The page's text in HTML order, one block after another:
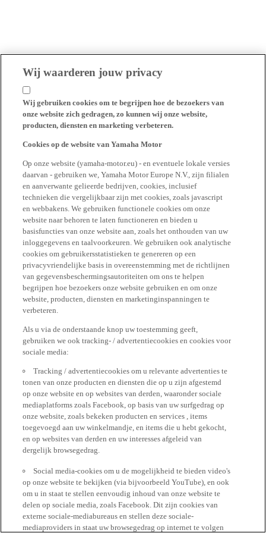
Wij waarderen jouw privacy
Wij gebruiken cookies om te begrijpen hoe de bezoekers van
onze website zich gedragen, zo kunnen wij onze website,
producten, diensten en marketing verbeteren.
Cookies op de website van Yamaha Motor
Op onze website (yamaha-motor.eu) - en eventuele lokale versies
daarvan - gebruiken we, Yamaha Motor Europe N.V., zijn filialen
en aanverwante gelieerde bedrijven, cookies, inclusief
technieken die vergelijkbaar zijn met cookies, zoals javascript
en webbakens. We gebruiken functionele cookies om onze
website naar behoren te laten functioneren en bieden u
basisfuncties van onze website aan, zoals het onthouden van uw
inloggegevens en taalvoorkeuren. We gebruiken ook analytische
cookies om gebruikersstatistieken te genereren op een
privacyvriendelijke basis in overeenstemming met de richtlijnen
van gegevensbeschermingsautoriteiten om ons te helpen
begrijpen hoe bezoekers onze website gebruiken en om onze
website, producten, diensten en marketinginspanningen te
verbeteren.
Als u via de onderstaande knop uw toestemming geeft,
gebruiken we ook tracking- / advertentiecookies en cookies voor
sociale media:
Tracking / advertentiecookies om u relevante advertenties te
tonen van onze producten en diensten die op u zijn afgestemd
op onze website en op websites van derden, waaronder sociale
mediaplatforms zoals Facebook, op basis van uw surfgedrag op
onze website, zoals bekeken producten en services , items
toegevoegd aan uw winkelmandje, en items die u hebt gekocht,
en op websites van derden en uw interesses afgeleid van
dergelijk browsegedrag.
Social media-cookies om u de mogelijkheid te bieden video's
op onze website te bekijken (via bijvoorbeeld YouTube), en ook
om u in staat te stellen eenvoudig inhoud van onze website te
delen op sociale media, zoals Facebook. Dit zijn cookies van
externe sociale-mediabureaus en stellen deze sociale-
mediaproviders in staat uw browsegedrag op internet te volgen